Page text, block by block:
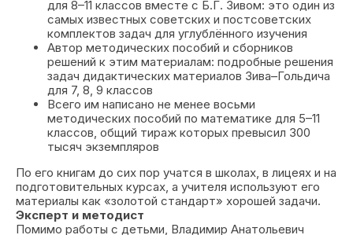
для 8–11 классов вместе с Б.Г. Зивом: это один из
самых известных советских и постсоветских
комплектов задач для углублённого изучения
Автор методических пособий и сборников
решений к этим материалам: подробные решения
задач дидактических материалов Зива–Гольдича
для 7, 8, 9 классов
Всего им написано не менее восьми
методических пособий по математике для 5–11
классов, общий тираж которых превысил 300
тысяч экземпляров
По его книгам до сих пор учатся в школах, в лицеях и на
подготовительных курсах, а учителя используют его
материалы как «золотой стандарт» хорошей задачи.
Эксперт и методист
Помимо работы с детьми, Владимир Анатольевич